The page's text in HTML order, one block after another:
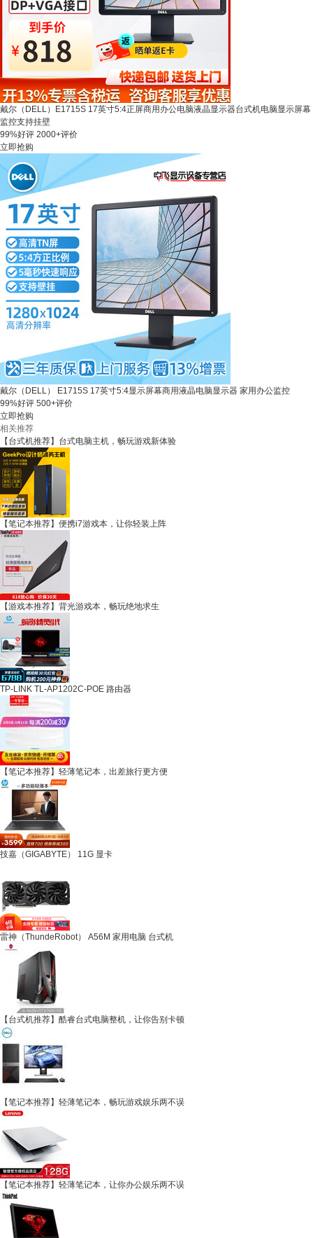
戴尔（DELL）E1715S 17英寸5:4正屏商用办公电脑液晶显示器台式机电脑显示屏幕
监控支持挂壁
99%好评 2000+评价
立即抢购
戴尔（DELL） E1715S 17英寸5:4显示屏幕商用液晶电脑显示器 家用办公监控
99%好评 500+评价
立即抢购
相关推荐
【台式机推荐】台式电脑主机，畅玩游戏新体验
【笔记本推荐】便携i7游戏本，让你轻装上阵
【游戏本推荐】背光游戏本，畅玩绝地求生
TP-LINK TL-AP1202C-POE 路由器
【笔记本推荐】轻薄笔记本，出差旅行更方便
技嘉（GIGABYTE） 11G 显卡
雷神（ThundeRobot） A56M 家用电脑 台式机
【台式机推荐】酷睿台式电脑整机，让你告别卡顿
【笔记本推荐】轻薄笔记本，畅玩游戏娱乐两不误
【笔记本推荐】轻薄笔记本，让你办公娱乐两不误